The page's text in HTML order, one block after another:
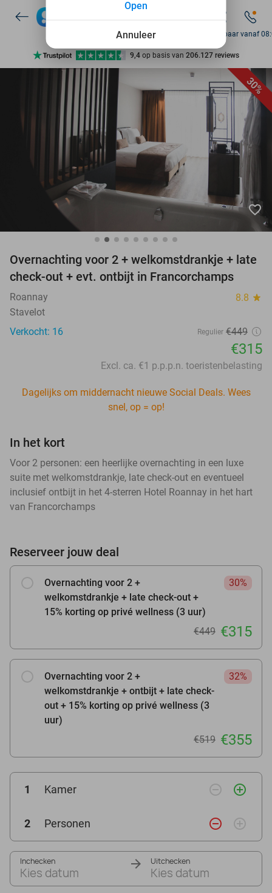
7 dagen per week beschikbaar
10+ miljoen leden
9,4 op basis van 206.127 reviews
7 dagen per week beschikbaar
10+ miljoen leden
Bereikbaar vanaf
30%
favorite_border
Overnachting voor 2 + welkomstdrankje + late
check-out + evt. ontbijt in Francorchamps
Roannay 8.8 star
Stavelot
Verkocht: 16
Regulier €449
€315
Excl. ca. €1 p.p.p.n. toeristenbelasting
Dagelijks om middernacht nieuwe Social Deals. Wees
snel, op = op!
In het kort
Voor 2 personen: een heerlijke overnachting in een luxe
suite met welkomstdrankje, late check-out en eventueel
inclusief ontbijt in het 4-sterren Hotel Roannay in het hart
van Francorchamps
Reserveer jouw deal
Overnachting voor 2 +
welkomstdrankje + late check-out +
15% korting op privé wellness (3 uur)
30%
€449 €315
Overnachting voor 2 +
welkomstdrankje + ontbijt + late check-
out + 15% korting op privé wellness (3
uur)
32%
€519 €355
1 Kamer remove_circle_outline add_circle_outline
2 Personen remove_circle_outline add_circle_outline
Inchecken
Kies datum
Uitchecken
Kies datum
Annuleer
Open